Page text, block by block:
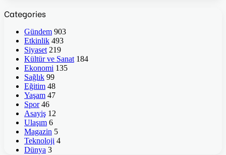
Categories
Gündem 903
Etkinlik 493
Siyaset 219
Kültür ve Sanat 184
Ekonomi 135
Sağlık 99
Eğitim 48
Yaşam 47
Spor 46
Asayiş 12
Ulaşım 6
Magazin 5
Teknoloji 4
Dünya 3